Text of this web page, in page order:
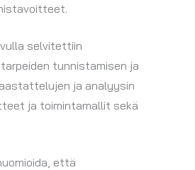
selvitettiin
tunnistamisen ja
ja analyysin
ja toimintamallit sekä
että